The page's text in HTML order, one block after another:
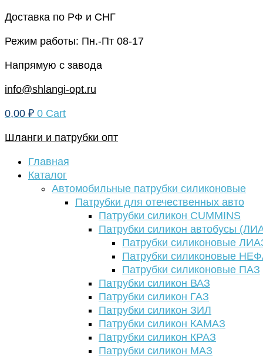
Перейти
содержимому
Доставка по РФ и СНГ
Режим работы: Пн.-Пт 08-17
Напрямую с завода
info@shlangi-opt.ru
0,00 ₽ 0 Cart
Шланги и патрубки опт
Главная
Каталог
Автомобильные патрубки силиконовые
Патрубки для отечественных авто
Патрубки силикон CUMMINS
Патрубки силикон автобусы
Патрубки силиконовые
Патрубки силиконовые
Патрубки силиконовые ПАЗ
Патрубки силикон ВАЗ
Патрубки силикон ГАЗ
Патрубки силикон ЗИЛ
Патрубки силикон КАМАЗ
Патрубки силикон КРАЗ
Патрубки силикон МАЗ